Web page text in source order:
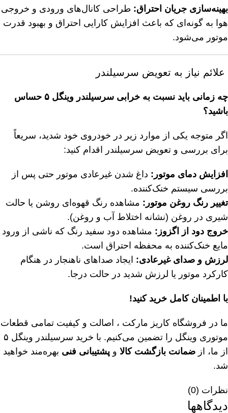
بهینه‌سازی جریان احتراق: طراحی کانال‌های ورودی و خروجی
هوا به گونه‌ای که باعث افزایش کارایی احتراق و بهبود قدرت
موتور می‌شود.
علائم نیاز به تعویض سرسیلندر
چه زمانی باید نسبت به خرابی سرسیلندر وینگل ۵
حساس
باشید؟
اگر متوجه یکی از موارد زیر در خودروی خود شدید، سریعاً
برای بررسی و تعویض سرسیلندر اقدام کنید:
افزایش دمای موتور: داغ شدن غیرعادی موتور حتی پس از
بررسی سیستم خنک‌کننده.
تغییر رنگ روغن موتور: مشاهده رنگ قهوه‌ای روشن یا حالت
شیری در روغن (نشانه اختلاط آب و روغن).
خروج دود از اگزوز: مشاهده دود سفید رنگ که ناشی از ورود
مایع خنک‌کننده به محفظه احتراق است.
لرزش و صدای غیرعادی: ایجاد صداهای ناهنجار در هنگام
کارکرد موتور یا لرزش شدید در حالت درجا.
با اطمینان کامل خرید کنید!
ما در فروشگاه کاریز مارکت ، اصالت و کیفیت تمامی قطعات
موتوری وینگل را تضمین می‌کنیم. با خرید سرسیلندر وینگل ۵
از ما، از ضمانت بازگشت کالا و پشتیبانی فنی بهره‌مند خواهید
شد.
نظرات (0)
دیدگاهها